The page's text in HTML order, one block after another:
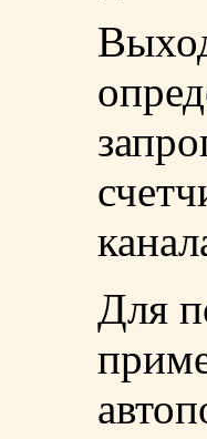
Для